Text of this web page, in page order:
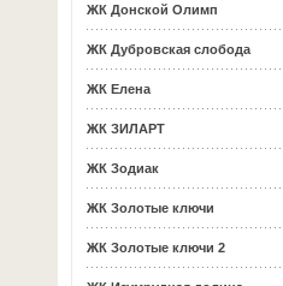
ЖК Донской Олимп
ЖК Дубровская слобода
ЖК Елена
ЖК ЗИЛАРТ
ЖК Зодиак
ЖК Золотые ключи
ЖК Золотые ключи 2